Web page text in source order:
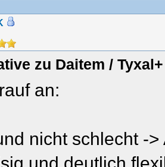
zu Daitem / Tyxal+
an:
nicht schlecht ->